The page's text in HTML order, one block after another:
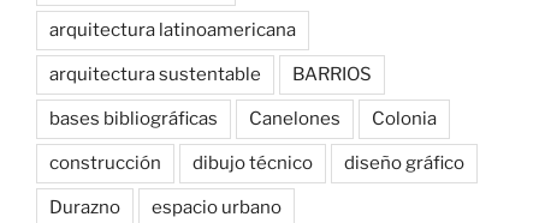
arquitectura latinoamericana
arquitectura sustentable BARRIOS
bases bibliográficas Canelones Colonia
construcción dibujo técnico diseño gráfico
Durazno espacio urbano